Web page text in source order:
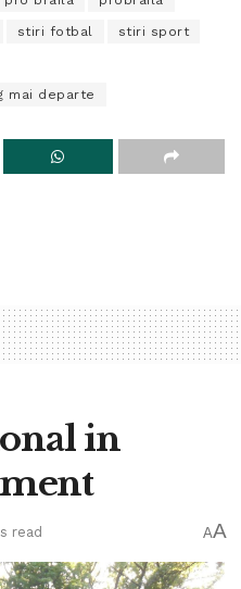
stiri fotbal stiri sport
mai departe
in
read AA